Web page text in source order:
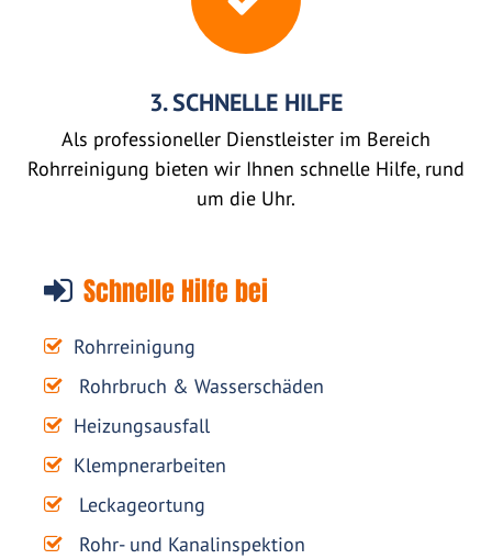
3. SCHNELLE HILFE
Als professioneller Dienstleister im Bereich
Rohrreinigung bieten wir Ihnen schnelle Hilfe, rund
um die Uhr.
Schnelle Hilfe bei
Rohrreinigung
Rohrbruch & Wasserschäden
Heizungsausfall
Klempnerarbeiten
Leckageortung
Rohr- und Kanalinspektion